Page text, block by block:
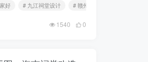
图...
好 # 九江祠堂设计 # 赣州宗祠设计
1540 0